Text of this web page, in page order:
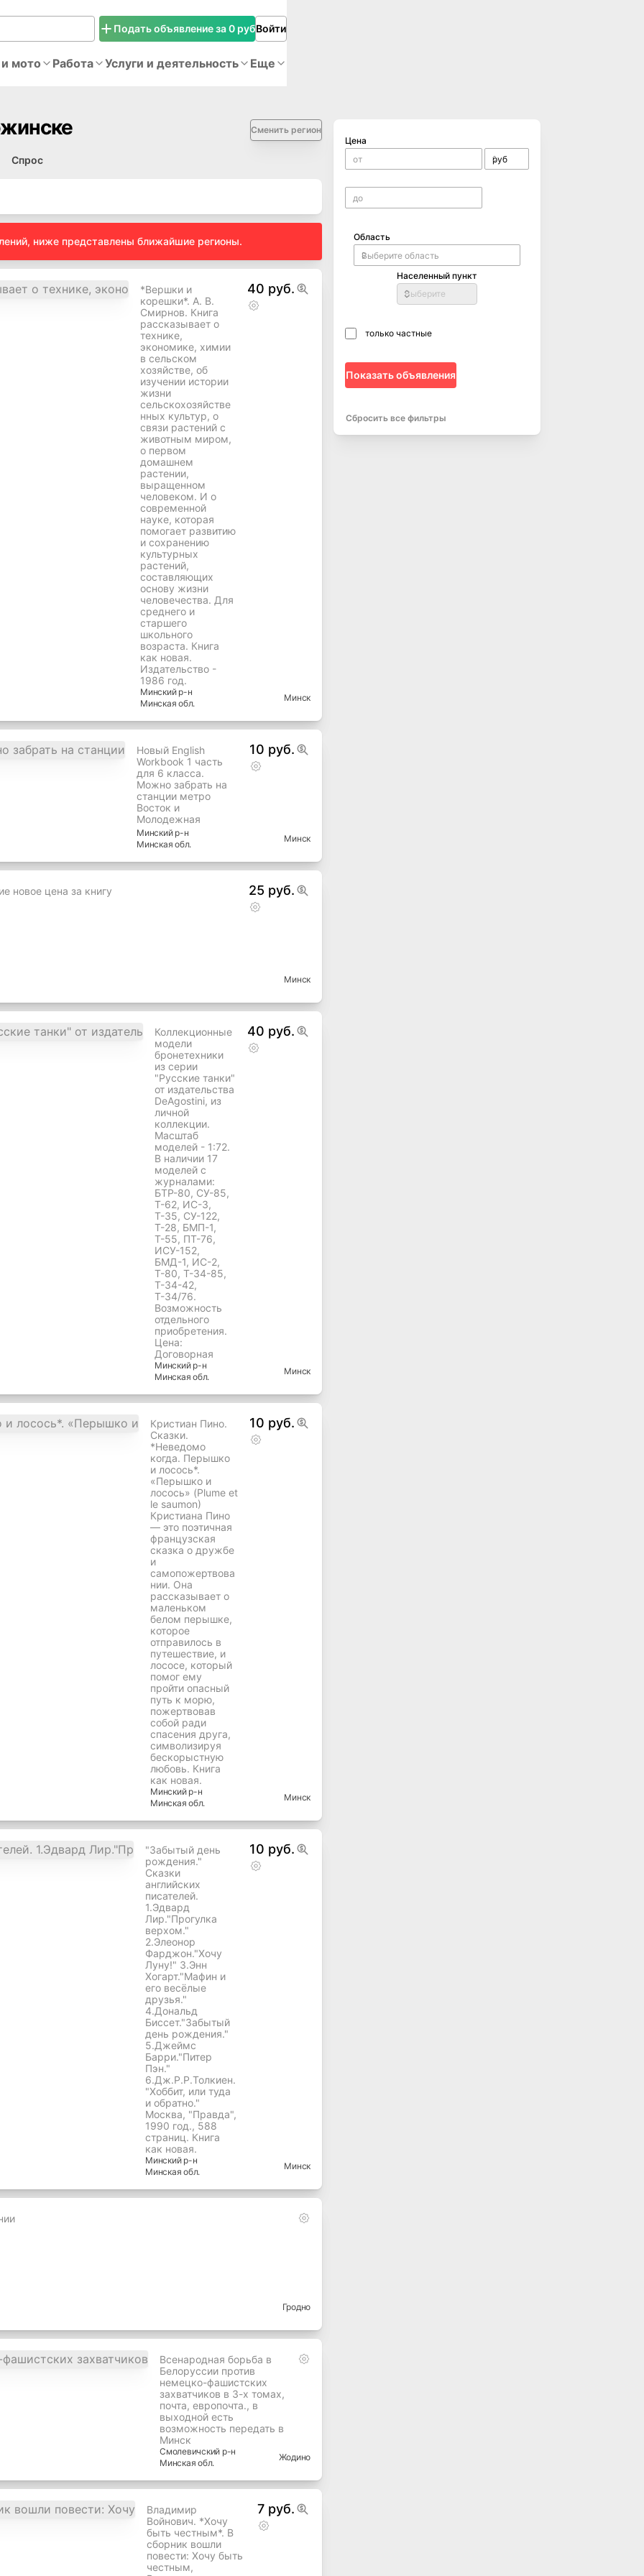
Подать объявление за 0 рубВойти
мото Работа Услуги и деятельность Еще
Сменить регион
Спрос
ниже представлены ближайшие регионы.
*Вершки и
корешки*. А. В.
Смирнов. Книга
рассказывает о
технике,
экономике, химии
в сельском
хозяйстве, об
изучении истории
жизни
сельскохозяйстве
нных культур, о
связи растений с
животным миром,
о первом
домашнем
растении,
выращенном
человеком. И о
современной
науке, которая
помогает развитию
и сохранению
культурных
растений,
составляющих
основу жизни
человечества. Для
среднего и
старшего
школьного
возраста. Книга
как новая.
Издательство -
1986 год.
40 руб.
Минскийр-н
Минская обл.
Минск
Новый English
Workbook 1 часть
для 6 класса.
Можно забрать на
станции метро
Восток и
Молодежная
10 руб.
Минскийр-н
Минская обл.
Минск
новое цена за книгу 25 руб.
Коллекционные
модели
бронетехники
из серии
"Русские танки"
от издательства
DeAgostini, из
личной
коллекции.
Масштаб
моделей - 1:72.
В наличии 17
моделей с
журналами:
БТР-80, СУ-85,
Т-62, ИС-3,
Т-35, СУ-122,
Т-28, БМП-1,
Т-55, ПТ-76,
ИСУ-152,
БМД-1, ИС-2,
Т-80, Т-34-85,
Т-34-42,
Возможность
отдельного
приобретения.
Цена:
Договорная
Минскийр-н
Минская обл.
Кристиан Пино.
Сказки.
*Неведомо
когда. Перышко
и лосось*.
«Перышко и
лосось» (Plume et
le saumon)
Кристиана Пино
— это поэтичная
французская
сказка о дружбе
и
самопожертвова
нии. Она
рассказывает о
маленьком
белом перышке,
которое
отправилось в
путешествие, и
лососе, который
помог ему
пройти опасный
путь к морю,
пожертвовав
собой ради
спасения друга,
символизируя
бескорыстную
любовь. Книга
как новая.
Минскийр-н
Минскаяобл.
"Забытый день
рождения."
Сказки
английских
писателей.
1.Эдвард
Лир."Прогулка
верхом."
2.Элеонор
Фарджон."Хочу
Луну!" 3.Энн
Хогарт."Мафин и
его весёлые
друзья."
4.Дональд
Биссет."Забытый
день рождения."
5.Джеймс
Барри."Питер
Пэн."
6.Дж.Р.Р.Толкиен.
Гродно
Всенародная борьба в
Белоруссии против
немецко-фашистских
захватчиков в 3-х томах,
почта, европочта., в
выходной есть
возможность передать в
Минск
Смолевичский
Цена
Область
Населенный пункт
Выберите
только частные
Показать объявления
Сбросить все фильтры